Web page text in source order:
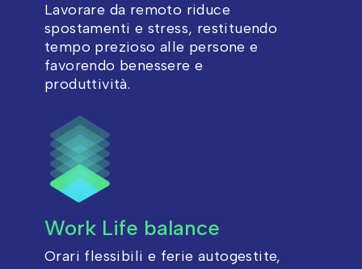
Lavorare da remoto riduce
spostamenti e stress, restituendo
tempo prezioso alle persone e
favorendo benessere e
produttività.
Work Life balance
Orari flessibili e ferie autogestite,